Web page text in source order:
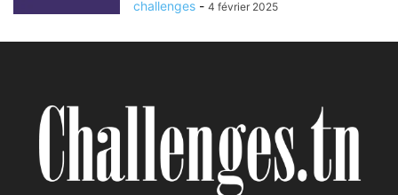
challenges - 4 février 2025